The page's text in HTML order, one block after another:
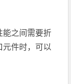
之间需要折
件时，可以